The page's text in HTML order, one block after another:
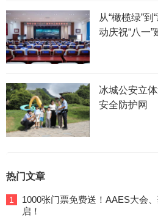
从“橄榄绿”
动庆祝“八一”
冰城公安立
安全防护网
热门文章
1
1000张门票免费送！AAES大会
启！